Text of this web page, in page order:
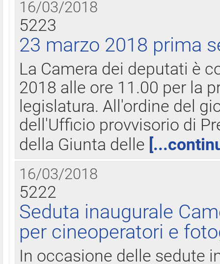
16/03/2018
5223
23 marzo 2018 prima
La Camera dei deputati è
2018 alle ore 11.00 per la
legislatura. All'ordine del
dell'Ufficio provvisorio di
della Giunta delle
16/03/2018
5222
Seduta inaugurale
per cineoperatori e
In occasione delle sedute